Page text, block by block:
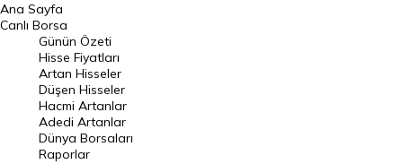
BIST 100 Hisseleri
En Çok Artan Hisseler
En Çok Düşen Hisseler
Hacmi Artanlar
Geçmiş Kapanışlar
Dünya Borsaları
Ana Sayfa
Canlı Borsa
Günün Özeti
Hisse Fiyatları
Artan Hisseler
Düşen Hisseler
Hacmi Artanlar
Adedi Artanlar
Dünya Borsaları
Raporlar